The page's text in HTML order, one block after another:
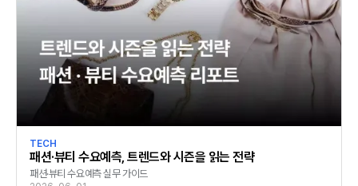
TECH
패션·뷰티 수요예측, 트렌드와 시즌을 읽는 전략
패션·뷰티 수요예측 실무 가이드